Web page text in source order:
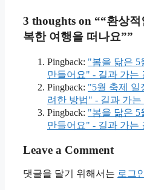
3 thoughts on ““환상
복한 여행을 떠나요””
Pingback: "봄을 닮은 5
만들어요" - 길과 가는
Pingback: "5월 축제 일
려한 방법" - 길과 가는
Pingback: "봄을 닮은 5
만들어요" - 길과 가는
Leave a Comment
댓글을 달기 위해서는 로그